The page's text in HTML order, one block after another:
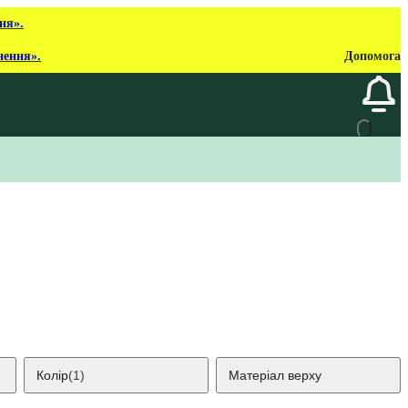
Допомога
Колір(1) Матеріал верху